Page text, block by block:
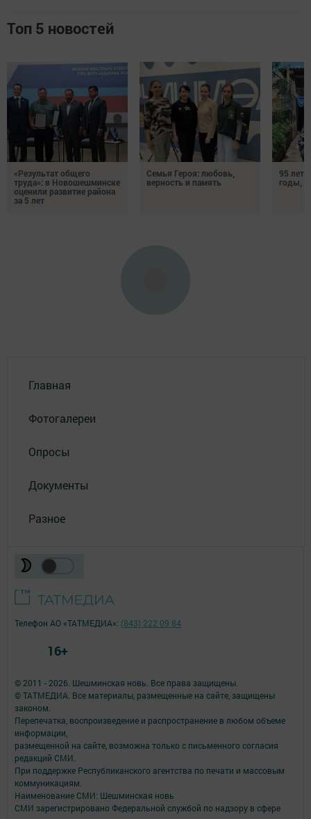
Топ 5 новостей
«Результат общего
труда»: в Новошешминске
оценили развитие района
за 5 лет
Семья Героя: любовь,
верность и память
95 лет
годы,
Главная
Фотогалереи
Опросы
Документы
Разное
© 2011 - 2026. Шешминская новь. Все права защищены.
© ТАТМЕДИА. Все материалы, размещенные на сайте, защищены
законом.
Перепечатка, воспроизведение и распространение в любом объеме
информации,
размещенной на сайте, возможна только с письменного согласия
редакций СМИ.
При поддержке Республиканского агентства по печати и массовым
коммуникациям.
Наименование СМИ: Шешминская новь
СМИ зарегистрировано Федеральной службой по надзору в сфере
Телефон АО «ТАТМЕДИА»: (843) 222 09 84
16+